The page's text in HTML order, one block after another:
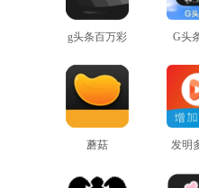
g头条百万彩
虹
查看
G头
蘑菇
发明